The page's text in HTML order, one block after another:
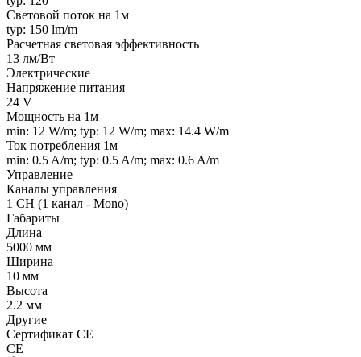
Световой поток на 1м
typ: 150 lm/m
Расчетная световая эффективность
13 лм/Вт
Электрические
Напряжение питания
24 V
Мощность на 1м
min: 12 W/m; typ: 12 W/m; max: 14.4 W/m
Ток потребления 1м
min: 0.5 A/m; typ: 0.5 A/m; max: 0.6 A/m
Управление
Каналы управления
1 CH (1 канал - Mono)
Габариты
Длина
5000 мм
Ширина
10 мм
Высота
2.2 мм
Другие
Сертификат CE
CE